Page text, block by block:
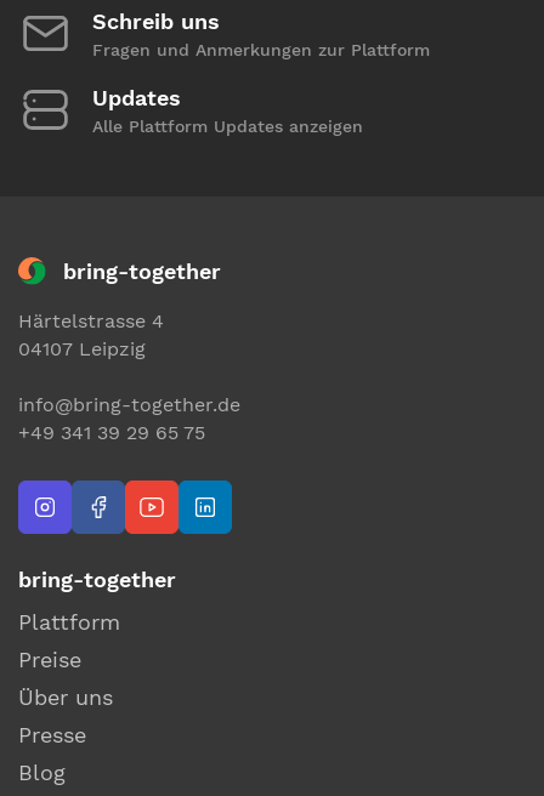
Schreib uns
Fragen und Anmerkungen zur Plattform
Updates
Alle Plattform Updates anzeigen
bring-together
Härtelstrasse 4
04107 Leipzig
info@bring-together.de
+49 341 39 29 65 75
bring-together
Plattform
Preise
Über uns
Presse
Blog